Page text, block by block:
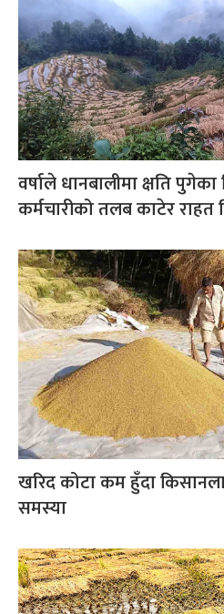
वर्षाले धानबालीमा क्षति
कर्मचारीको तलब काटेर राहत
खरिद कोटा कम हुँदा
समस्या